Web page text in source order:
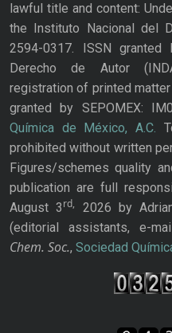
lawful title and content:
the Instituto Nacional del
2594-0317. ISSN
Derecho de Autor
registration of printed
granted by SEPOMEX:
Química de México, A.C.
prohibited without written
Figures/schemes quality
publication are full
August 3rd,
2026 by
(editorial assistants, e-
Chem. Soc., Sociedad